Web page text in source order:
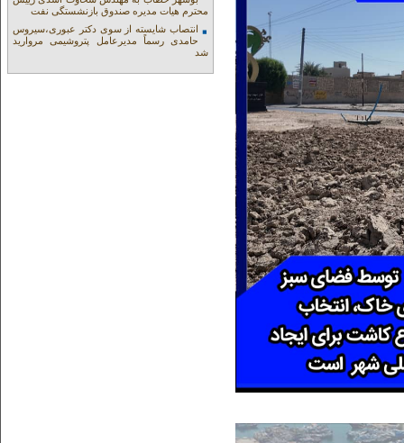
محترم هیات مدیره صندوق بازنشستگی نفت
انتصاب شایسته از سوی دکتر عبوری،سیروس
حامدی رسماً مدیرعامل پتروشیمی مروارید
شد